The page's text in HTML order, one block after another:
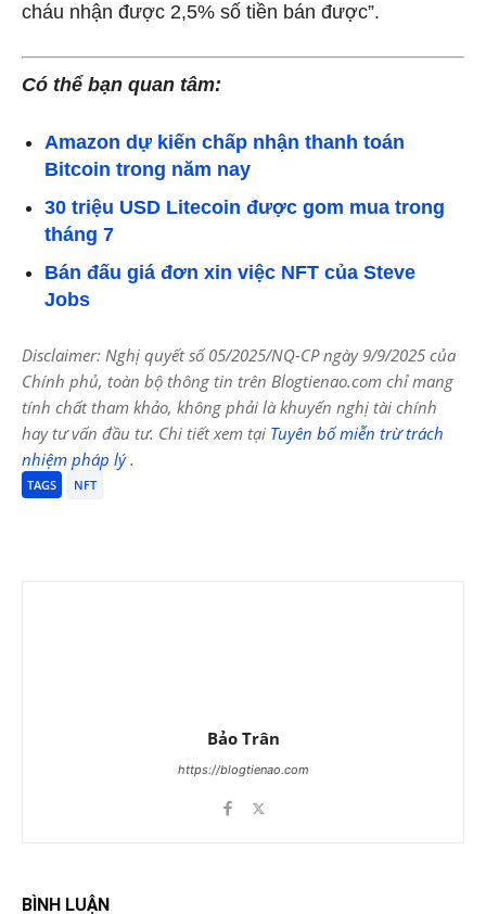
cháu nhận được 2,5% số tiền bán được”.
Có thể bạn quan tâm:
Amazon dự kiến chấp nhận thanh toán
Bitcoin trong năm nay
30 triệu USD Litecoin được gom mua trong
tháng 7
Bán đấu giá đơn xin việc NFT của Steve
Jobs
Disclaimer: Nghị quyết số 05/2025/NQ-CP ngày 9/9/2025 của
Chính phủ, toàn bộ thông tin trên Blogtienao.com chỉ mang
tính chất tham khảo, không phải là khuyến nghị tài chính
hay tư vấn đầu tư. Chi tiết xem tại Tuyên bố miễn trừ trách
nhiệm pháp lý.
TAGS NFT
Bảo Trân
https://blogtienao.com
BÌNH LUẬN